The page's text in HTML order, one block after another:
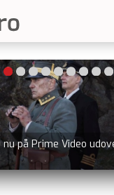
nu på Prime Video